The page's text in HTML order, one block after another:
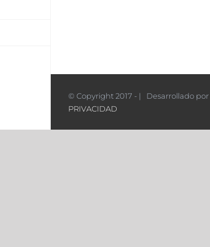
© Copyright 2017 - | Desarrollado por
PRIVACIDAD